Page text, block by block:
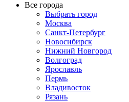
Все города
Выбрать город
Москва
Санкт-Петербург
Новосибирск
Нижний Новгород
Волгоград
Ярославль
Пермь
Владивосток
Рязань